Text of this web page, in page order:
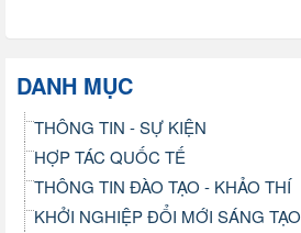
DANH MỤC
THÔNG TIN - SỰ KIỆN
HỢP TÁC QUỐC TẾ
THÔNG TIN ĐÀO TẠO - KHẢO THÍ
KHỞI NGHIỆP ĐỔI MỚI SÁNG TẠO